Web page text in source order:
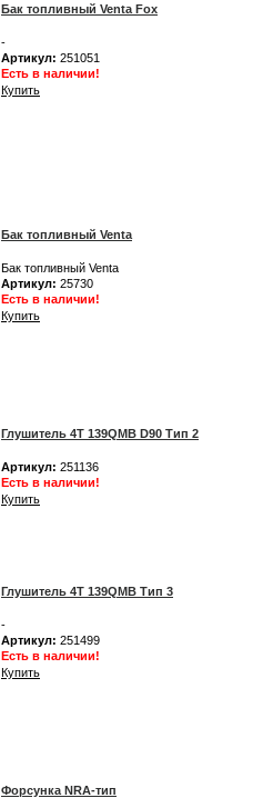
Бак топливный Venta Fox
-
Артикул: 251051
Есть в наличии!
Купить
Бак топливный Venta
Бак топливный Venta
Артикул: 25730
Есть в наличии!
Купить
Глушитель 4T 139QMB D90 Тип 2
Артикул: 251136
Есть в наличии!
Купить
Глушитель 4T 139QMB Тип 3
-
Артикул: 251499
Есть в наличии!
Купить
Форсунка NRA-тип